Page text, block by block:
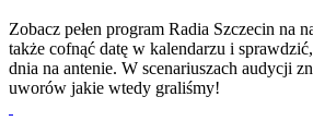
Zobacz pełen program Radia Szczecin na
także cofnąć datę w kalendarzu i
dnia na antenie. W scenariuszach audycji
uworów jakie wtedy graliśmy!